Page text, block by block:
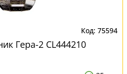
75594
Гера-2 CL444210